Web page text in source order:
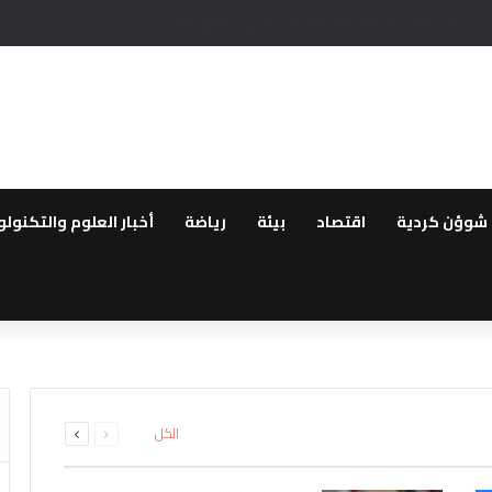
شوؤن كردية اقتصاد بيئة رياضة أخبار العلوم
حمص وبانياس بسبب
تركيا تقيد حركة السفن
وإصابة اثنين آخرين
الكل الصفحةالصفحة